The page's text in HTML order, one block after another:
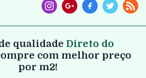
qualidade Direto do
com melhor preço
por m2!